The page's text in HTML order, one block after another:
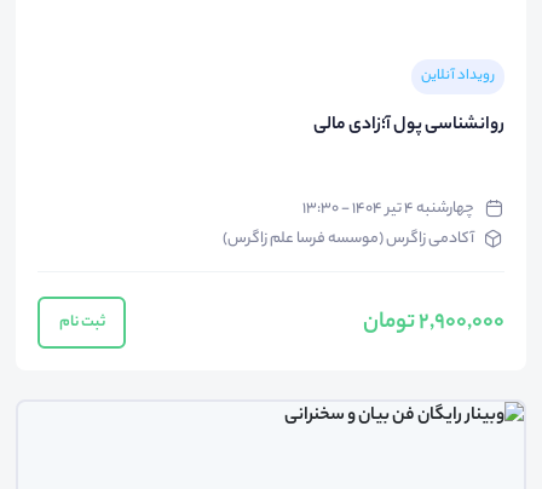
رویداد آنلاین
روانشناسی پول آ؛زادی مالی
چهارشنبه ۴ تیر ۱۴۰۴ - ۱۳:۳۰
آکادمی زاگرس (موسسه فرسا علم زاگرس)
2,900,000 تومان ثبت نام